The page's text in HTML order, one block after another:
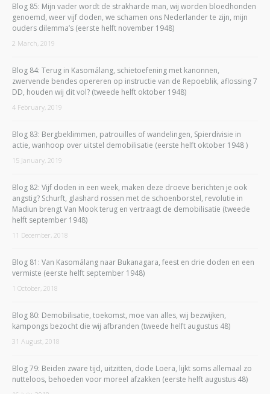
Blog 85: Mijn vader wordt de strakharde man, wij worden bloedhonden
genoemd, weer vijf doden, we schamen ons Nederlander te zijn, mijn
ouders dilemma’s (eerste helft november 1948)
2 March, 2019
Blog 84: Terug in Kasomálang, schietoefening met kanonnen,
zwervende bendes opereren op instructie van de Repoeblik, aflossing 7
DD, houden wij dit vol? (tweede helft oktober 1948)
4 February, 2019
Blog 83: Bergbeklimmen, patrouilles of wandelingen, Spierdivisie in
actie, wanhoop over uitstel demobilisatie (eerste helft oktober 1948 )
15 January, 2019
Blog 82: Vijf doden in een week, maken deze droeve berichten je ook
angstig? Schurft, glashard rossen met de schoenborstel, revolutie in
Madiun brengt Van Mook terug en vertraagt de demobilisatie (tweede
helft september 1948)
11 December, 2018
Blog 81: Van Kasomálang naar Bukanagara, feest en drie doden en een
vermiste (eerste helft september 1948)
1 October, 2018
Blog 80: Demobilisatie, toekomst, moe van alles, wij bezwijken,
kampongs bezocht die wij afbranden (tweede helft augustus 48)
31 August, 2018
Blog 79: Beiden zware tijd, uitzitten, dode Loera, lijkt soms allemaal zo
nutteloos, behoeden voor moreel afzakken (eerste helft augustus 48)